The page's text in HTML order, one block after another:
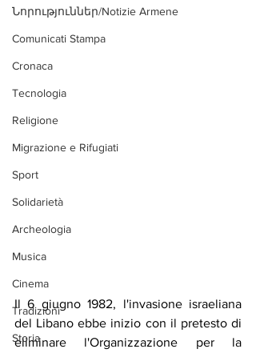
Նորություններ/Notizie Armene
Comunicati Stampa
Cronaca
Tecnologia
Religione
Migrazione e Rifugiati
Sport
Solidarietà
Archeologia
Musica
Cinema
Tradizioni
Storia
Il 6 giugno 1982, l'invasione israeliana
del Libano ebbe inizio con il pretesto di
eliminare l'Organizzazione per la